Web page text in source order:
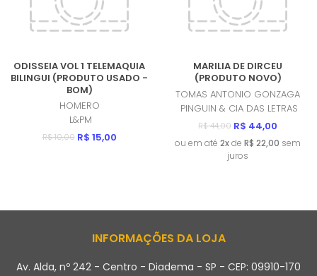
ODISSEIA VOL 1 TELEMAQUIA
BILINGUI (PRODUTO USADO -
BOM)
HOMERO
L&PM
R$ 10,00 R$ 15,00
MARILIA DE DIRCEU
(PRODUTO NOVO)
TOMAS ANTONIO GONZAGA
PINGUIN & CIA DAS LETRAS
R$ 44,00 R$ 44,00
ou em até 2xde R$ 22,00 sem
juros
INFORMAÇÕES DA LOJA
Av. Alda, nº 242 - Centro - Diadema - SP - CEP: 09910-170